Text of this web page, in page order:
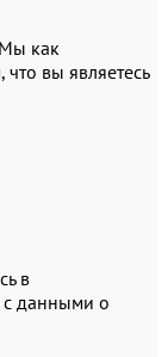
Мы как
вы являетесь
в
с данными о